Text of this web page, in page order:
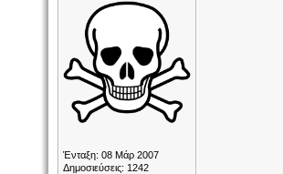
Ένταξη: 08 Μάρ 2007
Δημοσιεύσεις: 1242